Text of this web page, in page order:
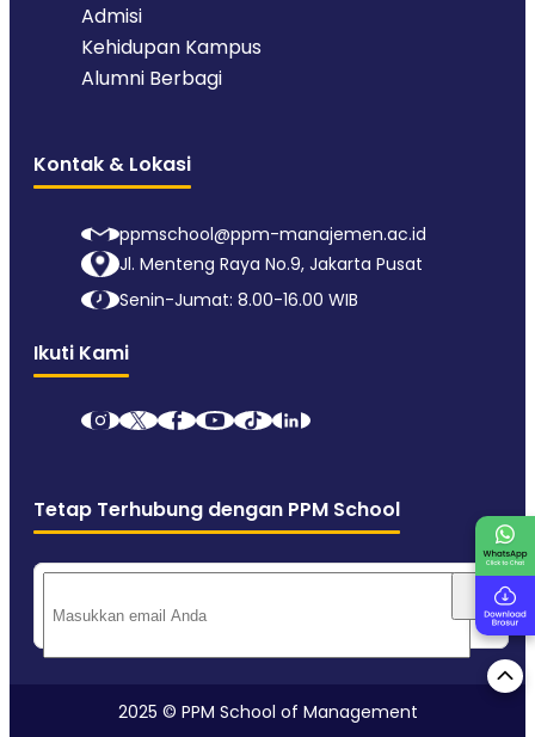
Admisi
Kehidupan Kampus
Alumni Berbagi
Kontak & Lokasi
ppmschool@ppm-manajemen.ac.id
Jl. Menteng Raya No.9, Jakarta Pusat
Senin-Jumat: 8.00-16.00 WIB
Ikuti Kami
Tetap Terhubung dengan PPM School
2025 © PPM School of Management